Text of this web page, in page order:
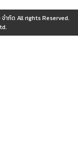
จำกัด All rights Reserved.